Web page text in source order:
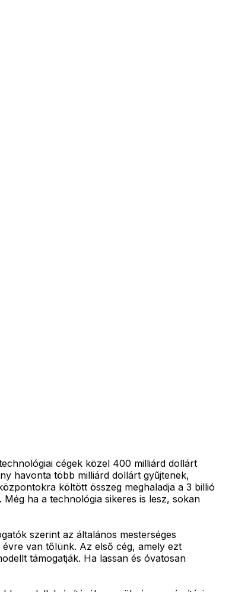
cégek közel 400 milliárd dollárt
havonta több milliárd dollárt gyűjtenek,
költött összeg meghaladja a 3 billió
ha a technológia sikeres is lesz, sokan
szerint az általános mesterséges
van tőlünk. Az első cég, amely ezt
támogatják. Ha lassan és óvatosan